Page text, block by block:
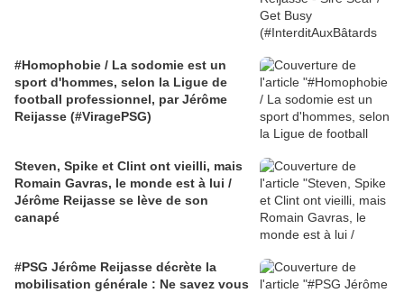
#Homophobie / La sodomie est un
sport d'hommes, selon la Ligue de
football professionnel, par Jérôme
Reijasse (#ViragePSG)
Steven, Spike et Clint ont vieilli, mais
Romain Gavras, le monde est à lui /
Jérôme Reijasse se lève de son
canapé
#PSG Jérôme Reijasse décrète la
mobilisation générale : Ne savez vous